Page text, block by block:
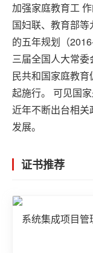
加强家庭教育工
国妇联、教育部
的五年规划（
三届全国人大常
民共和国家庭教
起施行。 可见国
近年不断出台相
发展。
证书推荐
系统集成项目管